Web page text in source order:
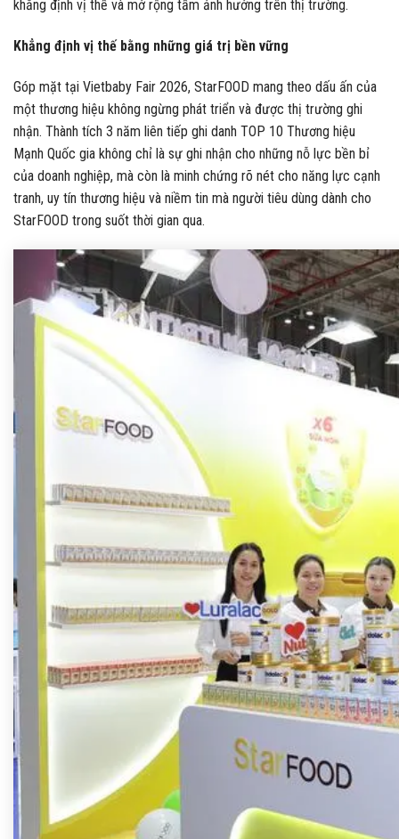
khẳng định vị thế và mở rộng tầm ảnh hưởng trên thị trường.
Khẳng định vị thế bằng những giá trị bền vững
Góp mặt tại Vietbaby Fair 2026, StarFOOD mang theo dấu ấn của
một thương hiệu không ngừng phát triển và được thị trường ghi
nhận. Thành tích 3 năm liên tiếp ghi danh TOP 10 Thương hiệu
Mạnh Quốc gia không chỉ là sự ghi nhận cho những nỗ lực bền bỉ
của doanh nghiệp, mà còn là minh chứng rõ nét cho năng lực cạnh
tranh, uy tín thương hiệu và niềm tin mà người tiêu dùng dành cho
StarFOOD trong suốt thời gian qua.